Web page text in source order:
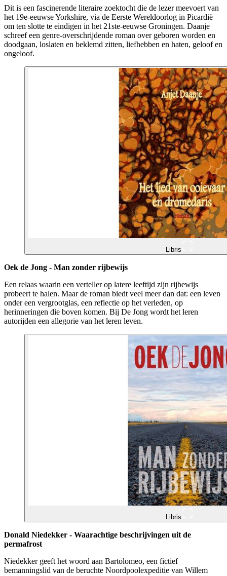
Dit is een fascinerende literaire zoektocht die de lezer meevoert van
het 19e-eeuwse Yorkshire, via de Eerste Wereldoorlog in Picardië
om ten slotte te eindigen in het 21ste-eeuwse Groningen. Daanje
schreef een genre-overschrijdende roman over geboren worden en
doodgaan, loslaten en beklemd zitten, liefhebben en haten, geloof en
ongeloof.
Libris
Oek de Jong - Man zonder rijbewijs
Een relaas waarin een verteller op latere leeftijd zijn rijbewijs
probeert te halen. Maar de roman biedt veel meer dan dat: een leven
onder een vergrootglas, een reflectie op het verleden, op
herinneringen die boven komen. Bij De Jong wordt het leren
autorijden een allegorie van het leren leven.
Libris
Donald Niedekker - Waarachtige beschrijvingen uit de
permafrost
Niedekker geeft het woord aan Bartolomeo, een fictief
bemanningslid van de beruchte Noordpoolexpeditie van Willem